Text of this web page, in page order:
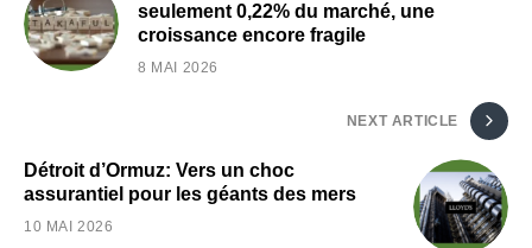
seulement 0,22% du marché, une
croissance encore fragile
8 MAI 2026
NEXT ARTICLE
Détroit d’Ormuz: Vers un choc
assurantiel pour les géants des mers
10 MAI 2026